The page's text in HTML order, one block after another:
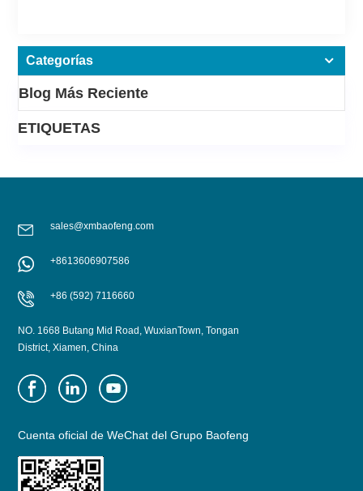
Categorías
Blog Más Reciente
ETIQUETAS
sales@xmbaofeng.com
+8613606907586
+86 (592) 7116660
NO. 1668 Butang Mid Road, WuxianTown, Tongan
District, Xiamen, China
Cuenta oficial de WeChat del Grupo Baofeng